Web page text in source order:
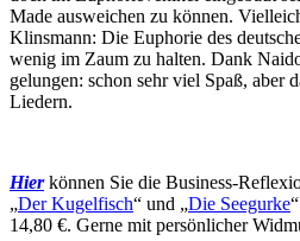
Made ausweichen zu können.
Klinsmann: Die Euphorie des
wenig im Zaum zu halten. Dank
gelungen: schon sehr viel Spaß, aber
Liedern.
Hierkönnen Sie die Business-
„Der Kugelfisch“ und „Die Seegurke
14,80 €. Gerne mit persönlicher